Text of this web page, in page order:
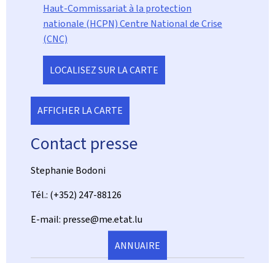
Haut-Commissariat à la protection
nationale (HCPN) Centre National de Crise
(CNC)
LOCALISEZ SUR LA CARTE
AFFICHER LA CARTE
Contact presse
Stephanie Bodoni
Tél.: (+352) 247-88126
E-mail: presse@me.etat.lu
ANNUAIRE